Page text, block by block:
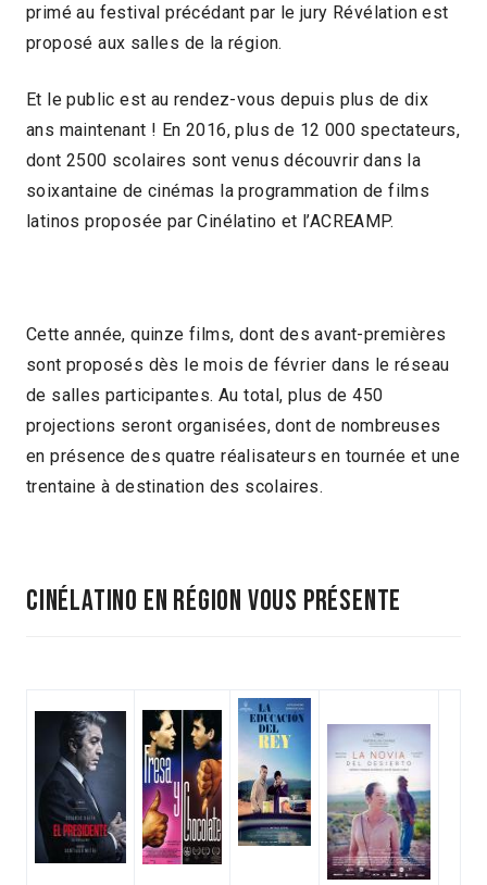
primé au festival précédant par le jury Révélation est
proposé aux salles de la région.
Et le public est au rendez-vous depuis plus de dix
ans maintenant ! En 2016, plus de 12 000 spectateurs,
dont 2500 scolaires sont venus découvrir dans la
soixantaine de cinémas la programmation de films
latinos proposée par Cinélatino et l’ACREAMP.
Cette année, quinze films, dont des avant-premières
sont proposés dès le mois de février dans le réseau
de salles participantes. Au total, plus de 450
projections seront organisées, dont de nombreuses
en présence des quatre réalisateurs en tournée et une
trentaine à destination des scolaires.
CINÉLATINO EN RÉGION VOUS PRÉSENTE